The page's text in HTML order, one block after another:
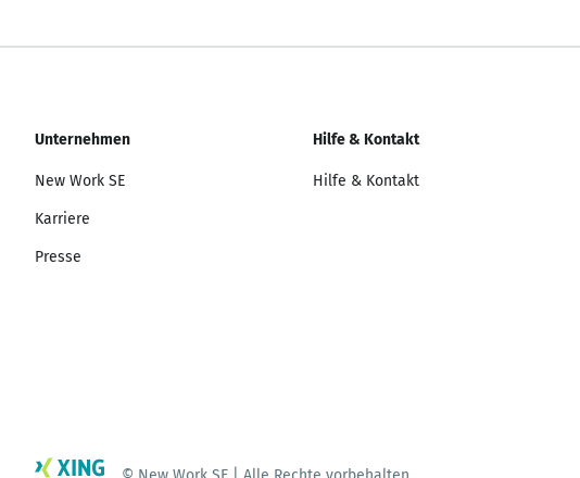
Unternehmen
New Work SE
Karriere
Presse
Hilfe & Kontakt
Hilfe & Kontakt